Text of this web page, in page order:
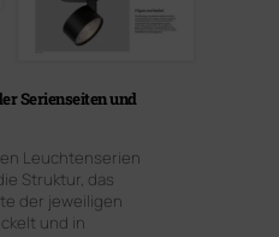
Serienseiten und
Leuchtenserien
Struktur, das
der jeweiligen
und in